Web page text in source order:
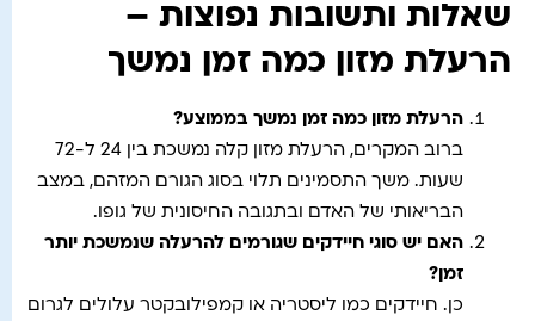
שאלות ותשובות נפוצות –
הרעלת מזון כמה זמן נמשך
הרעלת מזון כמה זמן נמשך בממוצע?
ברוב המקרים, הרעלת מזון קלה נמשכת בין 24 ל-72
שעות. משך התסמינים תלוי בסוג הגורם המזהם, במצב
הבריאותי של האדם ובתגובה החיסונית של גופו.
האם יש סוגי חיידקים שגורמים להרעלה שנמשכת יותר
זמן ?
כן. חיידקים כמו ליסטריה או קמפילובקטר עלולים לגרום